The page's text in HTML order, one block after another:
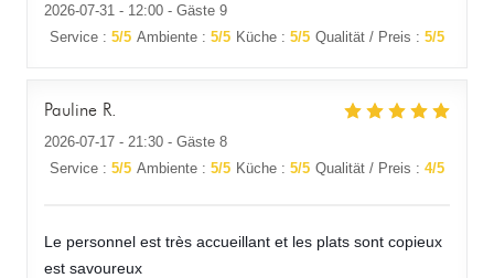
2026-07-31 - 12:00 - Gäste 9
Service : 5/5 Ambiente : 5/5 Küche : 5/5 Qualität / Preis : 5/5
Pauline R
2026-07-17 - 21:30 - Gäste 8
Service : 5/5 Ambiente : 5/5 Küche : 5/5 Qualität / Preis : 4/5
Le personnel est très accueillant et les plats sont copieux
est savoureux